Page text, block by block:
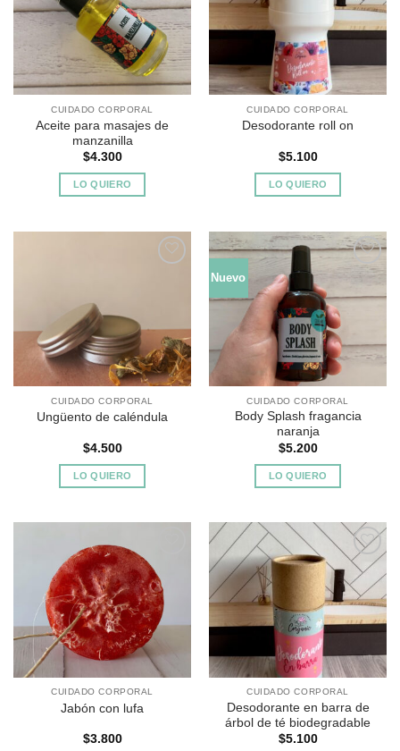
Favoritos
CUIDADO CORPORAL
Aceite para masajes de
manzanilla
$4.300
LO QUIERO
Favoritos
CUIDADO CORPORAL
Desodorante roll on
$5.100
LO QUIERO
CUIDADO CORPORAL
Ungüento de caléndula
$4.500
LO QUIERO
Nuevo
Agregar
Favoritos
CUIDADO CORPORAL
Body Splash fragancia
naranja
$5.200
LO QUIERO
Agregar
a
Favoritos
CUIDADO CORPORAL
Jabón con lufa
$3.800
Agregar
a
Favoritos
CUIDADO CORPORAL
Desodorante en barra de
árbol de té biodegradable
$5.100